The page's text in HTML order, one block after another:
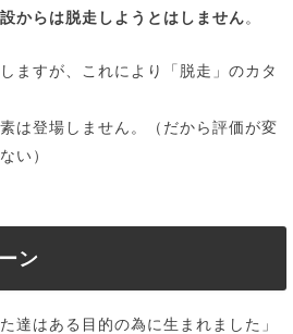
からは脱走しようとはしません。
ますが、これにより「脱走」のカタ
は登場しません。（だから評価が変
い）
ン
達はある目的の為に生まれました」